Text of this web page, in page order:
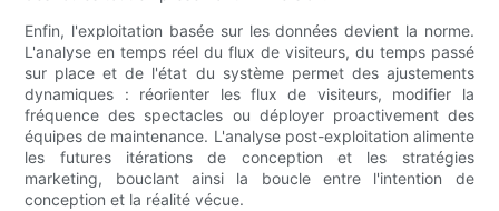
Enfin, l'exploitation basée sur les données devient la norme.
L'analyse en temps réel du flux de visiteurs, du temps passé
sur place et de l'état du système permet des ajustements
dynamiques : réorienter les flux de visiteurs, modifier la
fréquence des spectacles ou déployer proactivement des
équipes de maintenance. L'analyse post-exploitation alimente
les futures itérations de conception et les stratégies
marketing, bouclant ainsi la boucle entre l'intention de
conception et la réalité vécue.